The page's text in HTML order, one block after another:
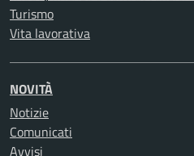
Turismo
Vita lavorativa
NOVITÀ
Notizie
Comunicati
Avvisi